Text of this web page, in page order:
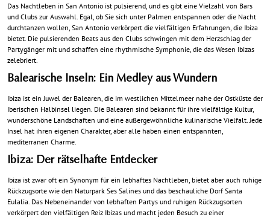
Das Nachtleben in San Antonio ist pulsierend, und es gibt eine Vielzahl von Bars
und Clubs zur Auswahl. Egal, ob Sie sich unter Palmen entspannen oder die Nacht
durchtanzen wollen, San Antonio verkörpert die vielfältigen Erfahrungen, die Ibiza
bietet. Die pulsierenden Beats aus den Clubs schwingen mit dem Herzschlag der
Partygänger mit und schaffen eine rhythmische Symphonie, die das Wesen Ibizas
zelebriert.
Balearische Inseln: Ein Medley aus Wundern
Ibiza ist ein Juwel der Balearen, die im westlichen Mittelmeer nahe der Ostküste der
Iberischen Halbinsel liegen. Die Balearen sind bekannt für ihre vielfältige Kultur,
wunderschöne Landschaften und eine außergewöhnliche kulinarische Vielfalt. Jede
Insel hat ihren eigenen Charakter, aber alle haben einen entspannten,
mediterranen Charme.
Ibiza: Der rätselhafte Entdecker
Ibiza ist zwar oft ein Synonym für ein lebhaftes Nachtleben, bietet aber auch ruhige
Rückzugsorte wie den Naturpark Ses Salines und das beschauliche Dorf Santa
Eulalia. Das Nebeneinander von lebhaften Partys und ruhigen Rückzugsorten
verkörpert den vielfältigen Reiz Ibizas und macht jeden Besuch zu einer